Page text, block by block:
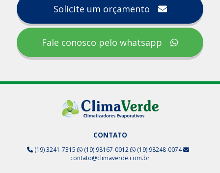
Solicite um orçamento
Fale conosco pelo whatsapp
CONTATO
(19) 3241-7315 (19) 98167-0012
(19) 98248-0074
contato@climaverde.com.br